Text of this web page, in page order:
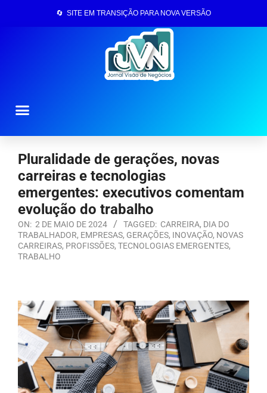
🔄 SITE EM TRANSIÇÃO PARA NOVA VERSÃO
Pluralidade de gerações, novas
carreiras e tecnologias
emergentes: executivos comentam
evolução do trabalho
ON: 2 DE MAIO DE 2024 TAGGED: CARREIRA, DIA DO
TRABALHADOR, EMPRESAS, GERAÇÕES, INOVAÇÃO, NOVAS
CARREIRAS, PROFISSÕES, TECNOLOGIAS EMERGENTES,
TRABALHO